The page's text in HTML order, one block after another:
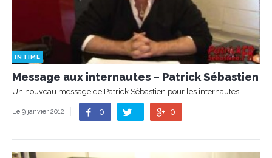
INTIME
Message aux internautes – Patrick Sébastien
Un nouveau message de Patrick Sébastien pour les internautes !
Le 9 janvier 2012 0 0